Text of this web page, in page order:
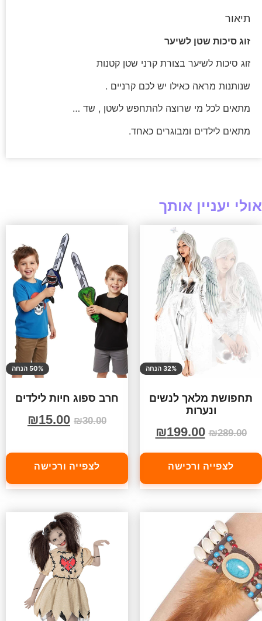
תיאור
זוג סיכות שטן לשיער
זוג סיכות לשיער בצורת קרני שטן קטנות
שנותנות מראה כאילו יש לכם קרניים .
מתאים לכל מי שרוצה להתחפש לשטן , שד …
מתאים לילדים ומבוגרים כאחד.
אולי יעניין אותך
32% הנחה
תחפושת מלאך לנשים
ונערות
₪289.00
₪199.00
לצפייה ורכישה
50% הנחה
חרב ספוג חיות לילדים
₪30.00
₪15.00
לצפייה ורכישה